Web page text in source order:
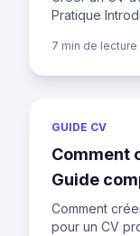
Pratique
OpenOffice
7 min de lecture
GUIDE CV
Comment
Guide
Comment
pour un CV